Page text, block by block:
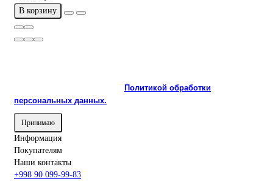
В корзину
Политикой обработки
персональных данных.
Принимаю
Информация
Покупателям
Наши контакты
+998 90 099-99-83